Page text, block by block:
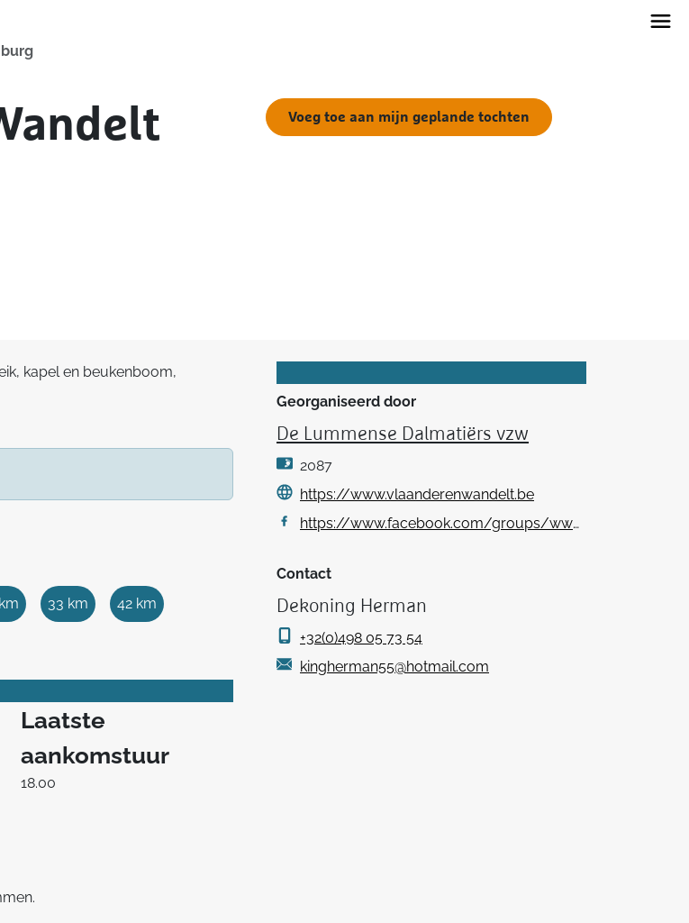
Voeg toe aan mijn geplande tochten
kapel en beukenboom,
33 km 42 km
Laatste
aankomstuur
18.00
Georganiseerd door
De Lummense Dalmatiërs vzw
2087
https://www.vlaanderenwandelt.be
https://www.facebook.com/groups/www.delummensedalmatiers.be/
Contact
Dekoning Herman
+32(0)498 05 73 54
kingherman55@hotmail.com